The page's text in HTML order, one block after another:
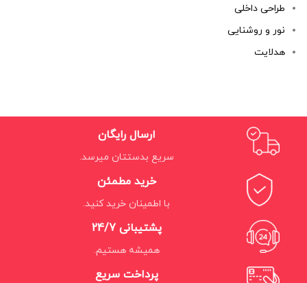
طراحی داخلی
نور و روشنایی
هدلایت
ارسال رایگان
سریع بدستتان میرسد.
خرید مطمئن
با اطمینان خرید کنید.
پشتیبانی 24/7
همیشه هستیم.
پرداخت سریع